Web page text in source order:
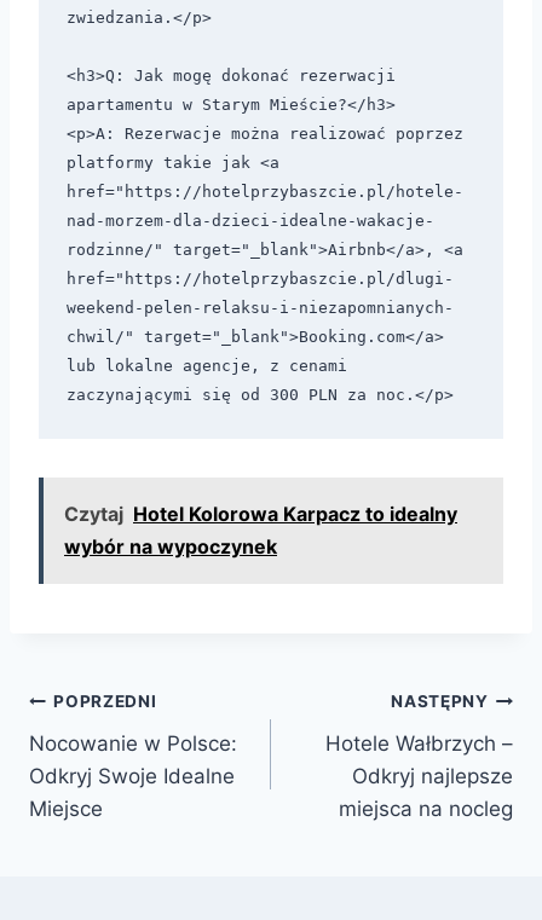
zwiedzania.</p>
<h3>Q: Jak mogę dokonać rezerwacji
apartamentu w Starym Mieście?</h3>
<p>A: Rezerwacje można realizować poprzez
platformy takie jak <a
href="https://hotelprzybaszcie.pl/hotele-
nad-morzem-dla-dzieci-idealne-wakacje-
rodzinne/" target="_blank">Airbnb</a>, <a
href="https://hotelprzybaszcie.pl/dlugi-
weekend-pelen-relaksu-i-niezapomnianych-
chwil/" target="_blank">Booking.com</a>
lub lokalne agencje, z cenami
zaczynającymi się od 300 PLN za noc.</p>
Czytaj Hotel Kolorowa Karpacz to idealny
wybór na wypoczynek
Nawigacja
wpisu
POPRZEDNI
Nocowanie w Polsce:
Odkryj Swoje Idealne
Miejsce
NASTĘPNY
Hotele Wałbrzych –
Odkryj najlepsze
miejsca na nocleg